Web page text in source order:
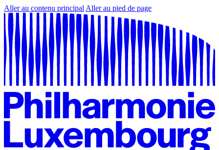
Aller au contenu principal Aller au pied de page